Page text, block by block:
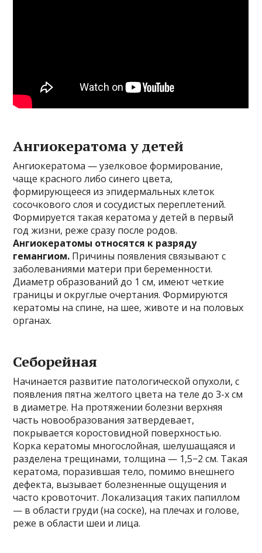
Ангиокератома у детей
Ангиокератома — узелковое формирование,
чаще красного либо синего цвета,
формирующееся из эпидермальных клеток
сосочкового слоя и сосудистых переплетений.
Формируется такая кератома у детей в первый
год жизни, реже сразу после родов.
Ангиокератомы относятся к разряду
гемангиом. Причины появления связывают с
заболеваниями матери при беременности.
Диаметр образований до 1 см, имеют четкие
границы и округлые очертания. Формируются
кератомы на спине, на шее, животе и на половых
органах.
Себорейная
Начинается развитие патологической опухоли, с
появления пятна желтого цвета на теле до 3-х см
в диаметре. На протяжении болезни верхняя
часть новообразования затвердевает,
покрывается коростовидной поверхностью.
Корка кератомы многослойная, шелушащаяся и
разделена трещинами, толщина — 1,5−2 см. Такая
кератома, поразившая тело, помимо внешнего
дефекта, вызывает болезненные ощущения и
часто кровоточит. Локализация таких папиллом
— в области груди (на соске), на плечах и голове,
реже в области шеи и лица.